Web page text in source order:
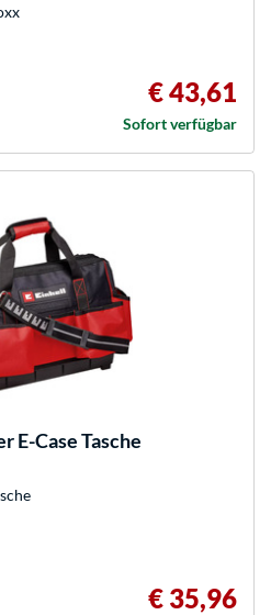
€ 43,61
Sofort verfügbar
E-Case Tasche
€ 35,96